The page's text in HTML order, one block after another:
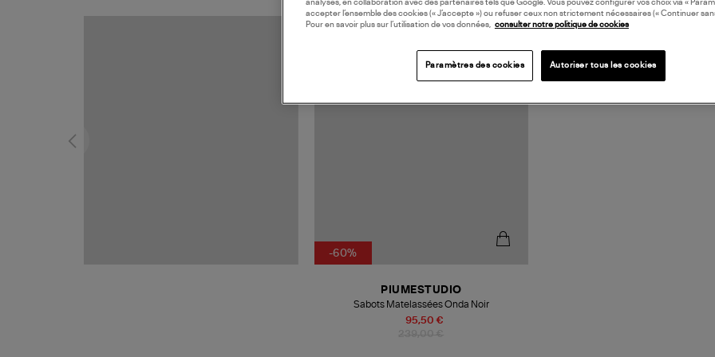
-60%
95,50 €
PIUMESTUDIO
Sabots Matelassées Onda Noir
analyses, en collaboration avec des partenaires tels que Google. Vous pouvez configurer vos choix via «
accepter l’ensemble des cookies (« J’accepte ») ou refuser ceux non strictement nécessaires (« Continuer
Pour en savoir plus sur l’utilisation de vos données, consulter notre politique de cookies
Paramètres des cookies Autoriser tous les cookies